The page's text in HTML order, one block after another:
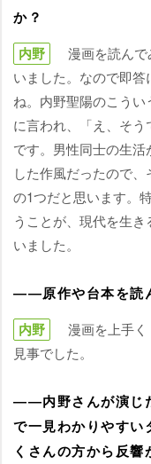
か？
内野
漫画を読んで
いました。なので即
ね。内野聖陽のこう
に言われ、「え、そ
です。男性同士の生
した作風だったので
の1つだと思います。
うことが、現代を生
いました。
――原作や台本を読
内野
漫画を上手く
見事でした。
――内野さんが演じ
で一見わかりやすい
くさんの方から反